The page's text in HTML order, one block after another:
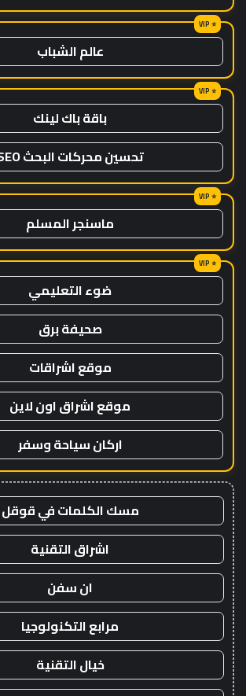
عالم الشباب
باقة باك لينك
تحسين محركات البحث SEO
ماسنجر المسلم
ضوء التعليمي
صحيفة برق
موقع اشراقات
موقع اشراق اون لاين
اركان سياحة وسفر
مسك الكلمات في قوقل
اشراق التقنية
ان سفن
مرابع التكنولوجيا
خيال التقنية